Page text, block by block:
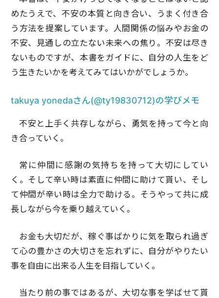
めたうえで、不安の本質と向き合い、うまく付き合
う方法を提案しています。人間関係の悩みやお金の
不安、見通しの立たない未来への焦り。不安は尽き
ないものですが、本書をガイドに、自分の人生をど
う生きたいかを考えてみてはいかがでしょうか。
takuya yonedaさん(@ty19830712)の学びメモ
不安と上手く共存しながら、勇気を持って今と向
き合っていく。
常に仲間に感謝の気持ちを持って大切にしてい
く。そして辛い時は素直に仲間に助けて貰い、そし
て仲間が辛い時は全力で助ける。そうやって共に成
長しながら今を乗り越えていく。
お金も大切だが、稼ぐ事ばかりに気を取られ過ぎ
て心の豊かさの大切さを忘れずに、自分がやりたい
事を自由に出来る人生を目指していく。
当たり前の事ではあるが、大切な事を学ばせて貰